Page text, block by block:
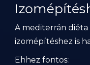
A mediterrán
izomépítéshez is
Ehhez fontos: